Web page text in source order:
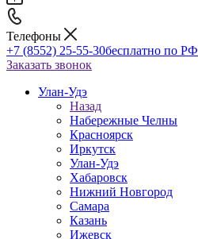
Телефоны
+7 (8552) 25-55-30бесплатно по РФ
Заказать звонок
Улан-Удэ
Назад
Набережные Челны
Красноярск
Иркутск
Улан-Удэ
Хабаровск
Нижний Новгород
Самара
Казань
Ижевск